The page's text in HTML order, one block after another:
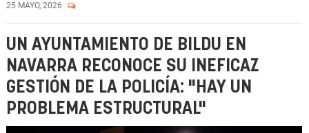
25 MAYO, 2026
UN AYUNTAMIENTO DE BILDU EN
NAVARRA RECONOCE SU INEFICAZ
GESTIÓN DE LA POLICÍA: "HAY UN
PROBLEMA ESTRUCTURAL"